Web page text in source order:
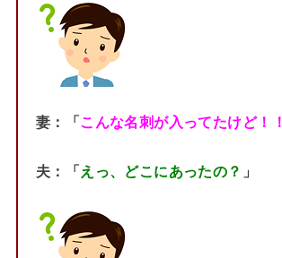
妻：「こんな名刺が入ってたけど！！
夫：「えっ、どこにあったの？ 」